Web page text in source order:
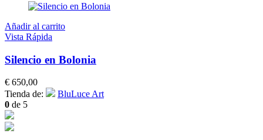
Añadir al carrito
Vista Rápida
Silencio en Bolonia
€ 650,00
Tienda de:
BluLuce Art
0 de 5